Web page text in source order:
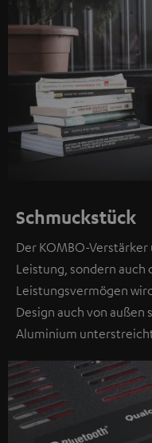
Schmuckstück
Der KOMBO-
Leistung, sondern auch
Leistungsvermögen
Design auch von außen
Aluminium